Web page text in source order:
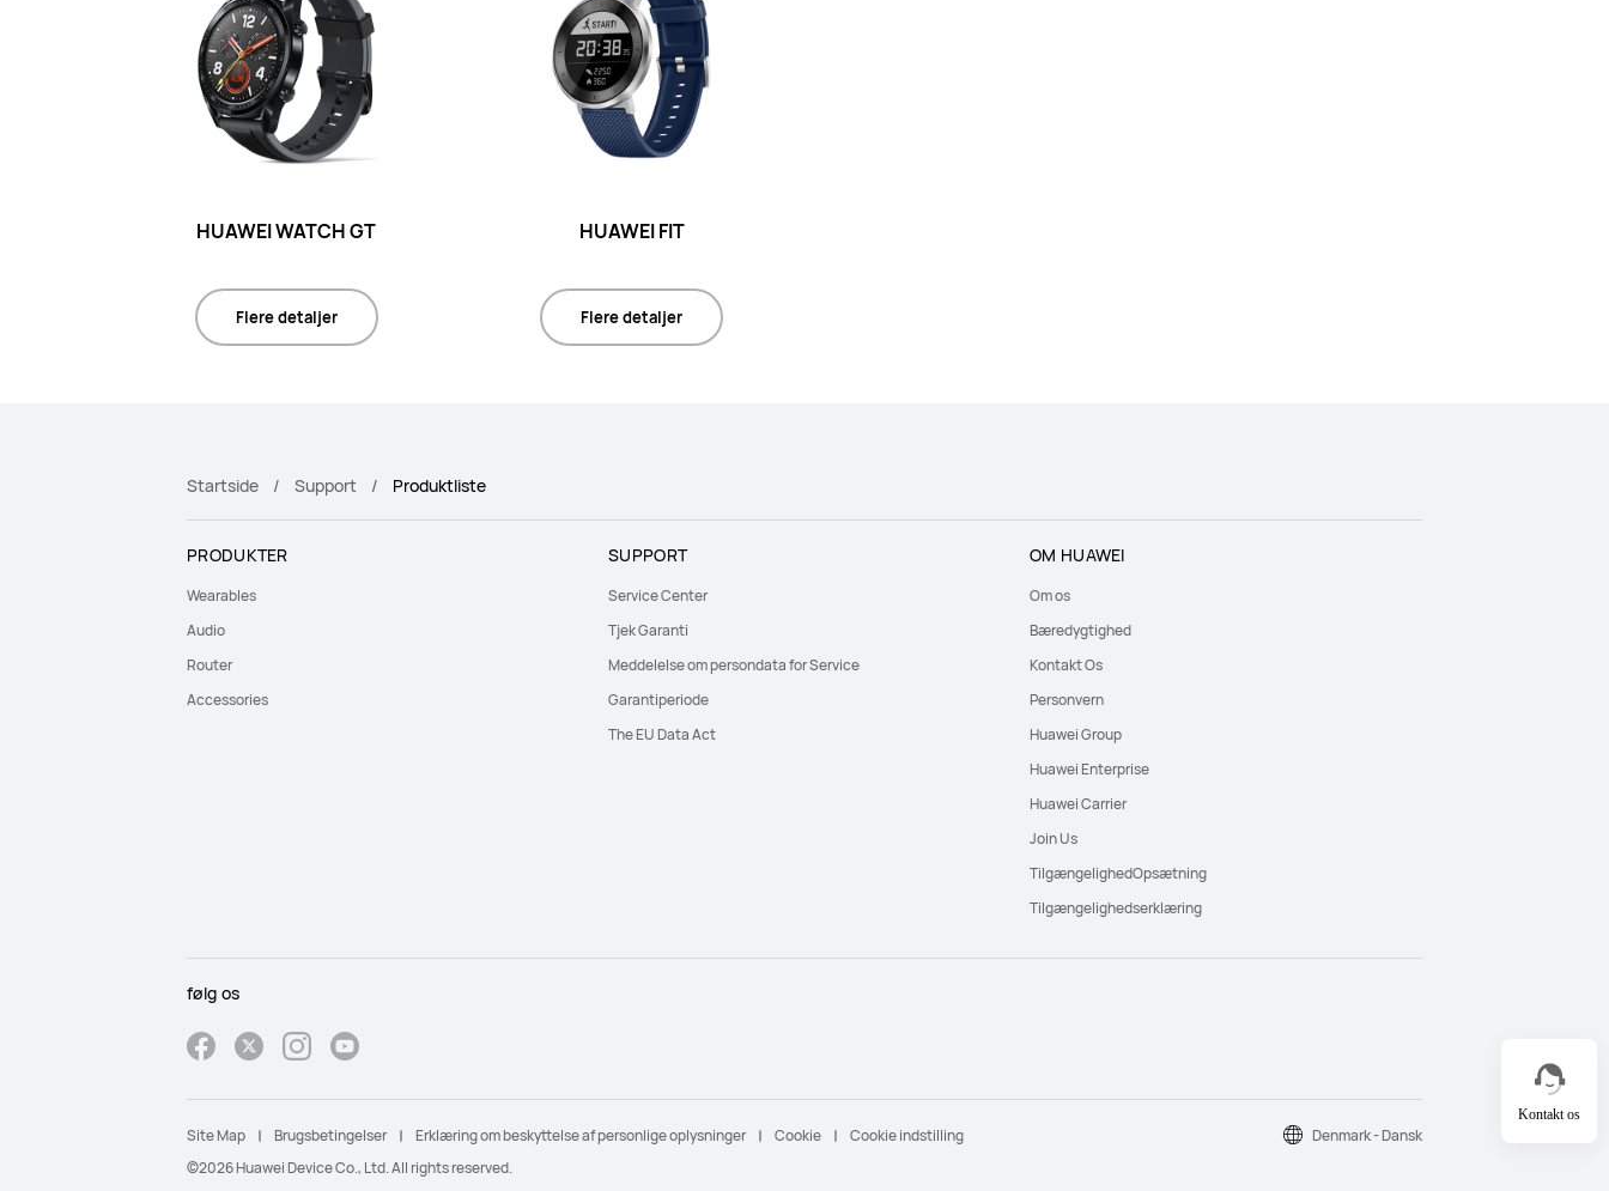
HUAWEI WATCH GT
Flere detaljer
HUAWEI FIT
Flere detaljer
Kontakt os
Startside Support Produktliste
PRODUKTER
Wearables
Audio
Router
Accessories
SUPPORT
Service Center
Tjek Garanti
Meddelelse om persondata for Service
Garantiperiode
The EU Data Act
OM HUAWEI
Om os
Bæredygtighed
Kontakt Os
Personvern
Huawei Group
Huawei Enterprise
Huawei Carrier
Join Us
TilgængelighedOpsætning
Tilgængelighedserklæring
følg os
©2026 Huawei Device Co., Ltd. All rights reserved.
Site Map Brugsbetingelser Erklæring om beskyttelse af personlige oplysninger Cookie Cookie indstilling Denmark - Dansk